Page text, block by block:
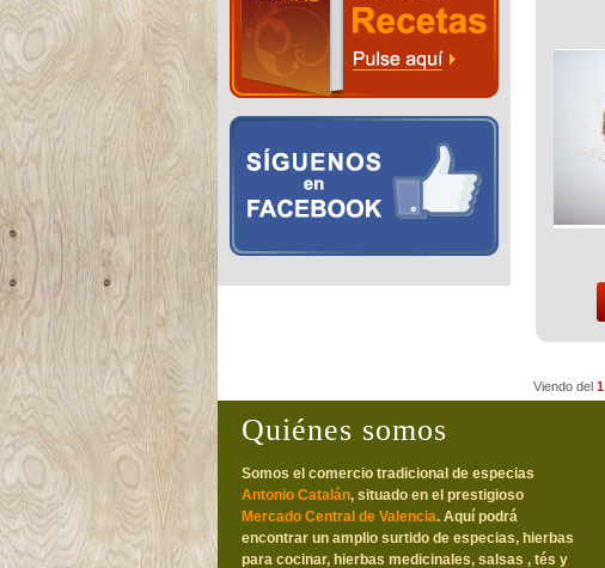
Viendo del1
Quiénes somos
Somos el comercio tradicional de especias
Antonio Catalán, situado en el prestigioso
Mercado Central de Valencia. Aquí podrá
encontrar un amplio surtido de especias, hierbas
para cocinar, hierbas medicinales, salsas , tés y